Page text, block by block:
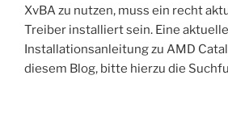
XvBA zu nutzen, muss ein recht
Treiber installiert sein. Eine aktuelle
Installationsanleitung zu AMD
diesem Blog, bitte hierzu die